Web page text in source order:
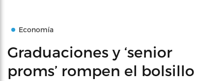
Economía
Graduaciones y ‘senior
proms’ rompen el bolsillo